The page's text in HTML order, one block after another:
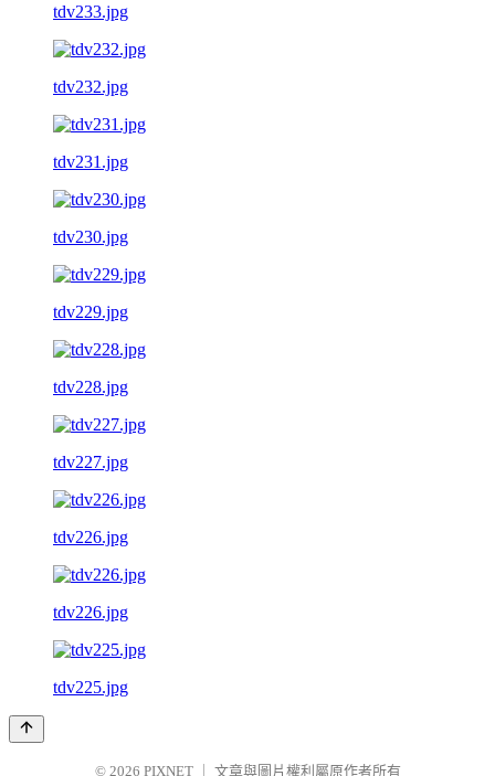
tdv233.jpg
tdv232.jpg
tdv231.jpg
tdv230.jpg
tdv229.jpg
tdv228.jpg
tdv227.jpg
tdv226.jpg
tdv226.jpg
tdv225.jpg
© 2026 PIXNET 文章與圖片權利屬原作者所有